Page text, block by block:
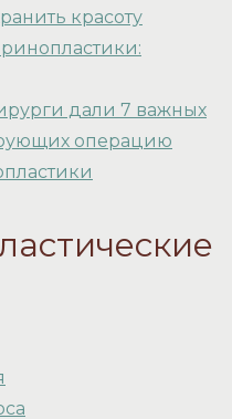
красоту
дали 7 важных
операцию